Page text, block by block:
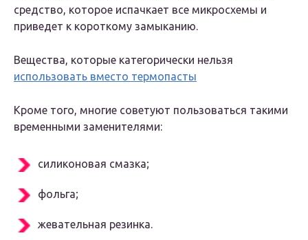
средство, которое испачкает все микросхемы и
приведет к короткому замыканию.
Вещества, которые категорически нельзя
использовать вместо термопасты
Кроме того, многие советуют пользоваться такими
временными заменителями:
силиконовая смазка;
фольга;
жевательная резинка.